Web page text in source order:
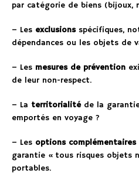
par catégorie de biens (bijoux,
– Les exclusionsspécifiques,
dépendances ou les objets de
– Les mesures de prévention
de leur non-respect.
– La territorialitéde la
emportés en voyage ?
– Les options complémentaires
garantie « tous risques objets
portables.